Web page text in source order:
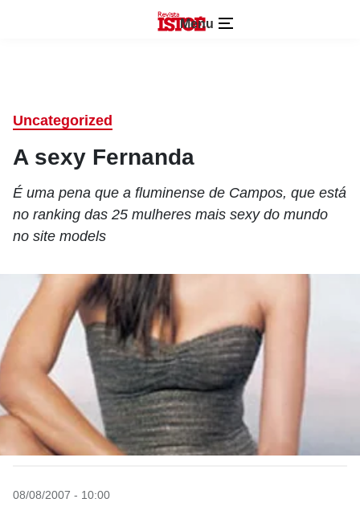
Menu
Uncategorized
A sexy Fernanda
É uma pena que a fluminense de Campos, que está
no ranking das 25 mulheres mais sexy do mundo
no site models
08/08/2007 - 10:00